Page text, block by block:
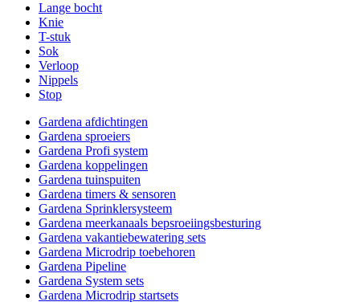
Lange bocht
Knie
T-stuk
Sok
Verloop
Nippels
Stop
Gardena afdichtingen
Gardena sproeiers
Gardena Profi system
Gardena koppelingen
Gardena tuinspuiten
Gardena timers & sensoren
Gardena Sprinklersysteem
Gardena meerkanaals bepsroeiingsbesturing
Gardena vakantiebewatering sets
Gardena Microdrip toebehoren
Gardena Pipeline
Gardena System sets
Gardena Microdrip startsets